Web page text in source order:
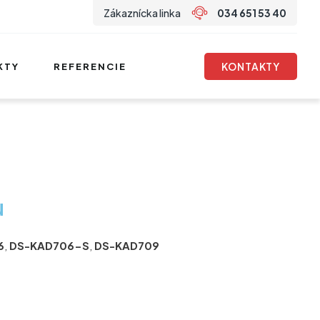
Zákaznícka linka 034 651 53 40
REFERENCIE KONTAKTY
DS-KAD706-S DS-KAD709